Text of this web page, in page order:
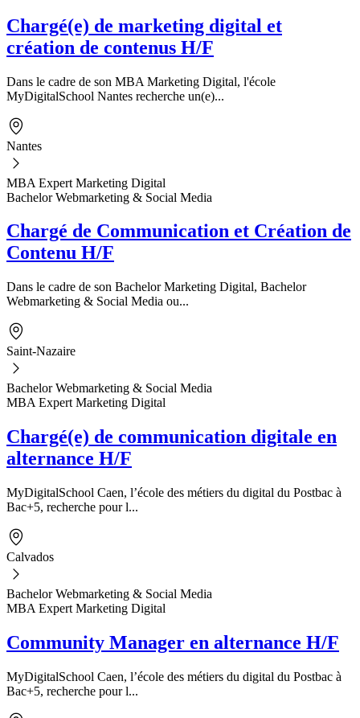
Chargé(e) de marketing digital et
création de contenus H/F
Dans le cadre de son MBA Marketing Digital, l'école
MyDigitalSchool Nantes recherche un(e)...
Nantes
MBA Expert Marketing Digital
Bachelor Webmarketing & Social Media
Chargé de Communication et Création de
Contenu H/F
Dans le cadre de son Bachelor Marketing Digital, Bachelor
Webmarketing & Social Media ou...
Saint-Nazaire
Bachelor Webmarketing & Social Media
MBA Expert Marketing Digital
Chargé(e) de communication digitale en
alternance H/F
MyDigitalSchool Caen, l’école des métiers du digital du Postbac à
Bac+5, recherche pour l...
Calvados
Bachelor Webmarketing & Social Media
MBA Expert Marketing Digital
Community Manager en alternance H/F
MyDigitalSchool Caen, l’école des métiers du digital du Postbac à
Bac+5, recherche pour l...